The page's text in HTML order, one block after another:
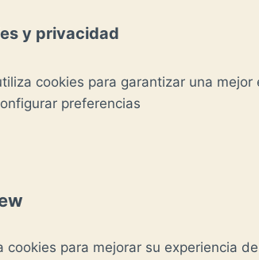
y privacidad
cookies para garantizar una
preferencias
cookies para mejorar su experiencia